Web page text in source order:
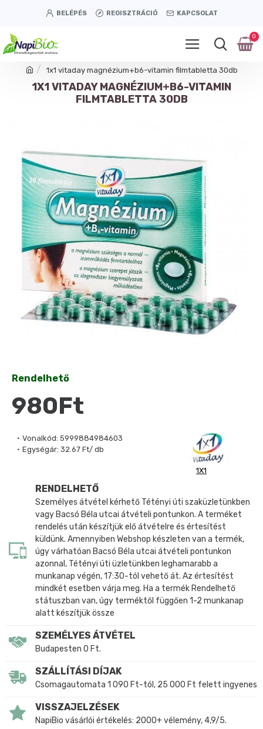
BELÉPÉS REGISZTRÁCIÓ KAPCSOLAT
0
1x1 vitaday magnézium+b6-vitamin filmtabletta 30db
1X1 VITADAY MAGNÉZIUM+B6-VITAMIN
FILMTABLETTA 30DB
Vonalkód: 5999884984603
Egységár: 32.67 Ft/ db
1X1
Rendelhető
980Ft
RENDELHETŐ
Személyes átvétel kérhető Tétényi úti szaküzletünkben
vagy Bacsó Béla utcai átvételi pontunkon. A terméket
rendelés után készítjük elő átvételre és értesítést
küldünk. Amennyiben Webshop készleten van a termék,
úgy várhatóan Bacsó Béla utcai átvételi pontunkon
azonnal, Tétényi úti üzletünkben leghamarabb a
munkanap végén, 17:30-tól vehető át. Az értesítést
mindkét esetben várja meg. Ha a termék Rendelhető
státuszban van, úgy terméktől függően 1-2 munkanap
alatt készítjük össze
SZEMÉLYES ÁTVÉTEL
Budapesten 0 Ft.
SZÁLLÍTÁSI DÍJAK
Csomagautomata 1 090 Ft-tól, 25 000 Ft felett ingyenes
VISSZAJELZÉSEK
NapiBio vásárlói értékelés: 2000+ vélemény, 4,9/5.